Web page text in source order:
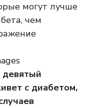
могут лучше
чем
с диабетом,